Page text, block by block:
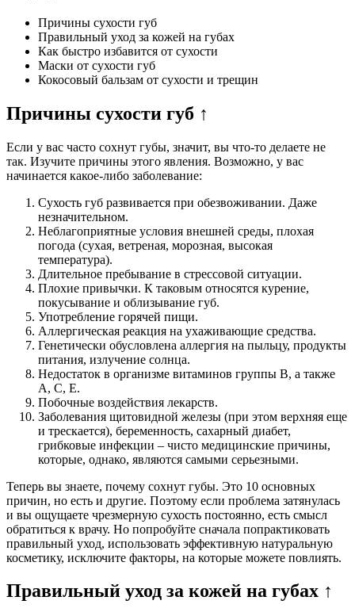
Причины сухости губ
Правильный уход за кожей на губах
Как быстро избавится от сухости
Маски от сухости губ
Кокосовый бальзам от сухости и трещин
Причины сухости губ ↑
Если у вас часто сохнут губы, значит, вы что-то делаете не
так. Изучите причины этого явления. Возможно, у вас
начинается какое-либо заболевание:
Сухость губ развивается при обезвоживании. Даже
незначительном.
Неблагоприятные условия внешней среды, плохая
погода (сухая, ветреная, морозная, высокая
температура).
Длительное пребывание в стрессовой ситуации.
Плохие привычки. К таковым относятся курение,
покусывание и облизывание губ.
Употребление горячей пищи.
Аллергическая реакция на ухаживающие средства.
Генетически обусловлена аллергия на пыльцу, продукты
питания, излучение солнца.
Недостаток в организме витаминов группы В, а также
А, С, Е.
Побочные воздействия лекарств.
Заболевания щитовидной железы (при этом верхняя еще
и трескается), беременность, сахарный диабет,
грибковые инфекции – чисто медицинские причины,
которые, однако, являются самыми серьезными.
Теперь вы знаете, почему сохнут губы. Это 10 основных
причин, но есть и другие. Поэтому если проблема затянулась
и вы ощущаете чрезмерную сухость постоянно, есть смысл
обратиться к врачу. Но попробуйте сначала попрактиковать
правильный уход, использовать эффективную натуральную
косметику, исключите факторы, на которые можете повлиять.
Правильный уход за кожей на губах ↑